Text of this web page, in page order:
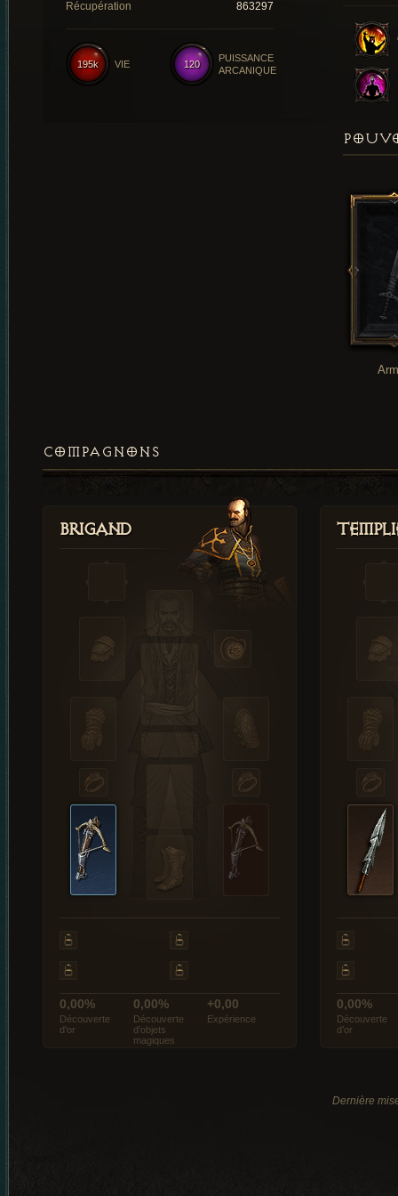
Récupération
863297
120
PUISSANCE
ARCANIQUE
195k VIE
COMPAGNONS
Brigand
0,00%
Découverte
d’or
0,00%
Découverte
d’objets
magiques
+0,00
Expérience
0,00%
Découverte
d’or
Dernière